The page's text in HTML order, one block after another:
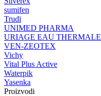
sumifen
Trudi
UNIMED PHARMA
URIAGE EAU THERMALE
VEN-ZEOTEX
Vichy
Vital Plus Active
Waterpik
Yasenka
Proizvodi